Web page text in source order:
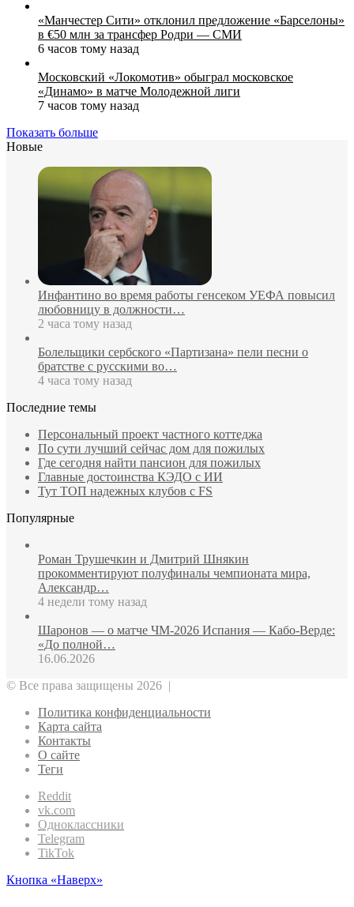
«Манчестер Сити» отклонил предложение «Барселоны»
в €50 млн за трансфер Родри — СМИ
6 часов тому назад
Московский «Локомотив» обыграл московское
«Динамо» в матче Молодежной лиги
7 часов тому назад
Показать больше
Новые
Инфантино во время работы генсеком УЕФА повысил
любовницу в должности…
2 часа тому назад
Болельщики сербского «Партизана» пели песни о
братстве с русскими во…
4 часа тому назад
Последние темы
Персональный проект частного коттеджа
По сути лучший сейчас дом для пожилых
Где сегодня найти пансион для пожилых
Главные достоинства КЭДО с ИИ
Тут ТОП надежных клубов с FS
Популярные
Роман Трушечкин и Дмитрий Шнякин
прокомментируют полуфиналы чемпионата мира,
Александр…
4 недели тому назад
Шаронов — о матче ЧМ‑2026 Испания — Кабо‑Верде:
«До полной…
16.06.2026
© Все права защищены 2026 |
Политика конфиденциальности
Карта сайта
Контакты
О сайте
Теги
Reddit
vk.com
Одноклассники
Telegram
TikTok
Кнопка «Наверх»